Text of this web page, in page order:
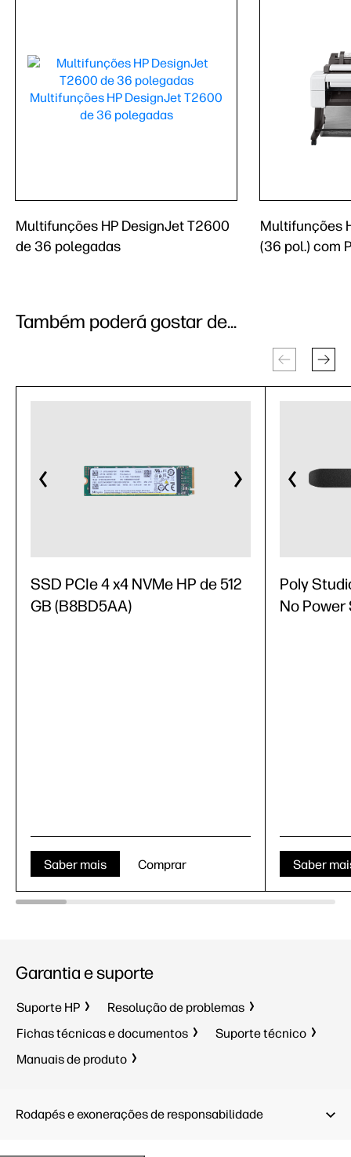
Multifunções HP DesignJet T2600
de 36 polegadas
Multifunções
(36 pol.) com
Também poderá gostar de...
SSD PCIe 4 x4 NVMe HP de 512
GB (B8BD5AA)
Saber mais Comprar
Poly
No Power
Saber
Garantia e suporte
Suporte HP
Resolução de problemas
Fichas técnicas e documentos
Suporte técnico
Manuais de produto
Rodapés e exonerações de responsabilidade